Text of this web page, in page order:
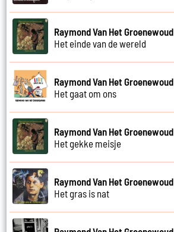
Raymond Van Het Groenewoud
Het einde van de wereld
Raymond Van Het Groenewoud
Het gaat om ons
Raymond Van Het Groenewoud
Het gekke meisje
Raymond Van Het Groenewoud
Het gras is nat